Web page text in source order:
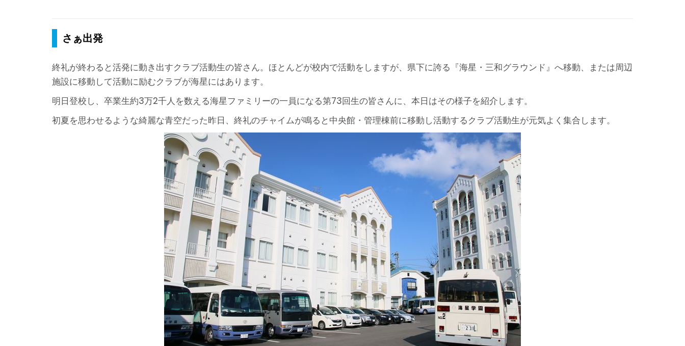
さぁ出発
終礼が終わると活発に動き出すクラブ活動生の皆さん。ほとんどが校内で活動をしますが、県下に誇る『海星・三和グラウンド』へ移動、または周辺
施設に移動して活動に励むクラブが海星にはあります。
明日登校し、卒業生約3万2千人を数える海星ファミリーの一員になる第73回生の皆さんに、本日はその様子を紹介します。
初夏を思わせるような綺麗な青空だった昨日、終礼のチャイムが鳴ると中央館・管理棟前に移動し活動するクラブ活動生が元気よく集合します。